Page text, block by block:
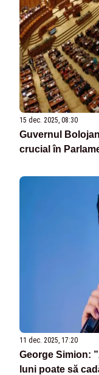
15 dec. 2025, 08:30
Guvernul
crucial în
11 dec. 2025, 17:20
George Simion:
luni poate să